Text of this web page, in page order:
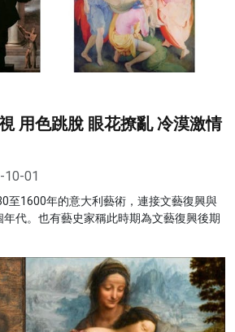
用色跳脫 眼花撩亂 冷漠激情
10-01
至1600年的意大利藝術，連接文藝復興與
代。也有藝史家稱此時期為文藝復興後期